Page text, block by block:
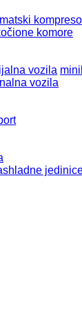
komore
vozila
vozila